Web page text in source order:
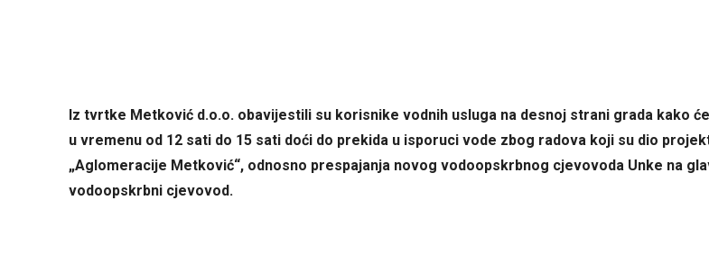
Iz tvrtke Metković d.o.o. obavijestili su korisnike vodnih usluga na desnoj strani grada kako
u vremenu od 12 sati do 15 sati doći do prekida u isporuci vode zbog radova koji su dio
„Aglomeracije Metković“, odnosno prespajanja novog vodoopskrbnog cjevovoda Unke na
vodoopskrbni cjevovod.